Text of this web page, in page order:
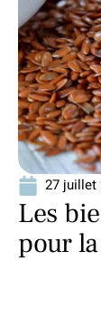
27 juillet
Les
pour